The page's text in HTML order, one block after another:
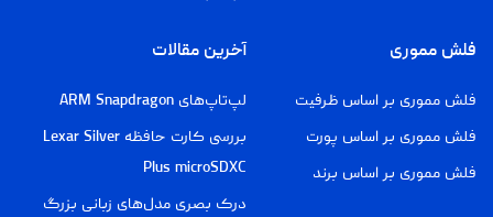
فلش مموری
فلش مموری بر اساس ظرفیت
فلش مموری بر اساس پورت
فلش مموری بر اساس برند
آخرین مقالات
لپ‌تاپ‌های ARM Snapdragon
بررسی کارت حافظه Lexar Silver
Plus microSDXC
درک بصری مدل‌های زبانی بزرگ